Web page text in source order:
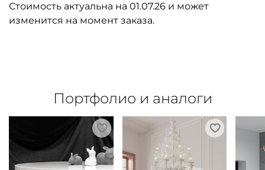
Стоимость актуальна на 01.07.26 и может
изменится на момент заказа.
Портфолио и аналоги